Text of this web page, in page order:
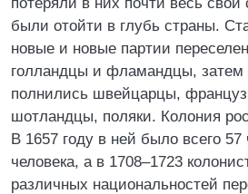
были отойти в глубь страны.
новые и новые партии
голландцы и фламандцы,
полнились швейцарцы,
шотландцы, поляки. Колония
В 1657 году в ней было всего 57
человека, а в 1708–1723
различных национальностей